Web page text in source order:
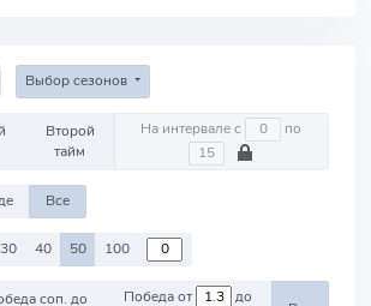
Выбор сезонов
Второй
тайм
На интервале с по
Все
30 40 50 100
соп. до Победа от до